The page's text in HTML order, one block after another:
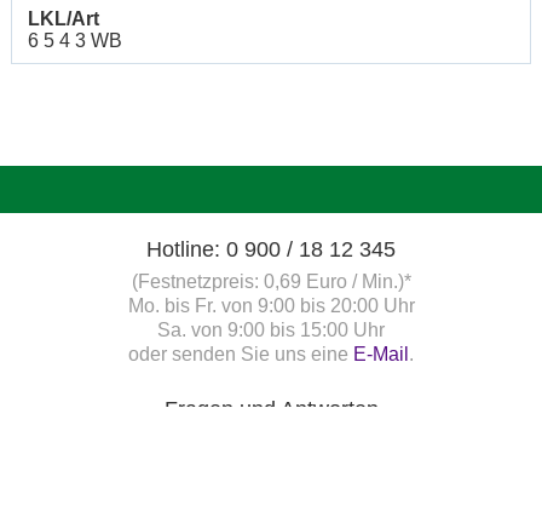
LKL/Art
6 5 4 3 WB
Hotline: 0 900 / 18 12 345
(Festnetzpreis: 0,69 Euro / Min.)*
Mo. bis Fr. von 9:00 bis 20:00 Uhr
Sa. von 9:00 bis 15:00 Uhr
oder senden Sie uns eine E-Mail .
Fragen und Antworten